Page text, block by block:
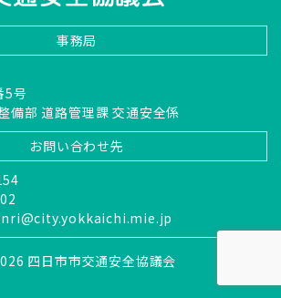
事務局
5号
備部 道路管理課 交通安全係
お問い合わせ先
四日市市交通安全協議会